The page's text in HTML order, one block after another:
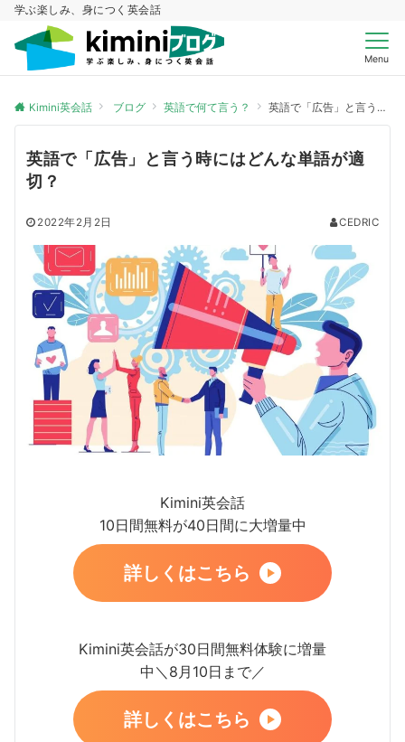
学ぶ楽しみ、身につく英会話
Menu
Kimini英会話 ブログ 英語で何て言う？ 英語で「広告」と言う時にはどんな単語が適切？
英語で「広告」と言う時にはどんな単語が適
切？
2022年2月2日 CEDRIC
Kimini英会話
10日間無料が40日間に大増量中
詳しくはこちら
Kimini英会話が30日間無料体験に増量
中＼8月10日まで／
詳しくはこちら